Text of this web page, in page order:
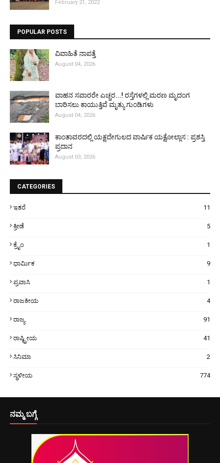
February 21, 2022
POPULAR POSTS
ವಿವಾಹಿತೆ ನಾಪತ್ತೆ
August 04, 2026
ವಾಹನ ಸವಾರರೇ ಎಚ್ಚರ...! ರಸ್ತೆಗಳಲ್ಲಿ ಮರಣ ಮೃದಂಗ
ಬಾರಿಸಲು ಕಾಯುತ್ತಿವೆ ಮೃತ್ಯು ಗುಂಡಿಗಳು
August 04, 2026
ಕಾಂತಾವರದಲ್ಲಿ ಯಕ್ಷದೇಗುಲದ ವಾರ್ಷಿಕ ಯಕ್ಷೋಲ್ಲಾಸ : ಪ್ರಶಸ್ತಿ
ಪ್ರದಾನ
August 03, 2026
CATEGORIES
ಇತರೆ 11
ಕ್ರೀಡೆ 5
ಕ್ರೈಂ 1
ಧಾರ್ಮಿಕ 9
ಪ್ರವಾಸಿ 1
ರಾಜಕೀಯ 4
ರಾಜ್ಯ 91
ರಾಷ್ಟ್ರೀಯ 41
ಸಿನಿಮಾ 2
ಸ್ಥಳೀಯ 774
ನಮ್ಮ ಬಗ್ಗೆ